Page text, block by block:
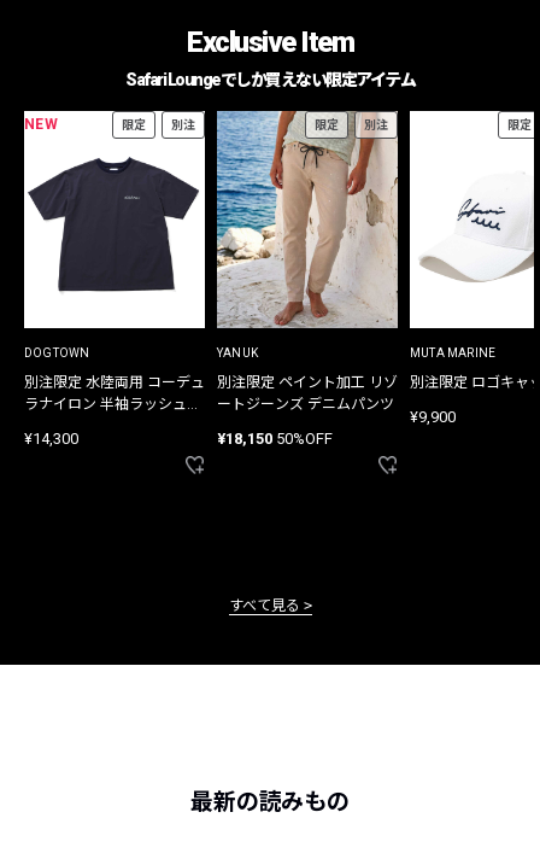
Exclusive Item
Safari Loungeでしか買えない限定アイテム
NEW 限定 別注
DOGTOWN
別注限定 水陸両用 コーデュ
ラナイロン 半袖ラッシュガ
¥14,300
限定 別注
YANUK
別注限定 ペイント加工 リゾ
ートジーンズ デニムパンツ
¥18,150 50%OFF
限定
MUTA MARINE
別注限定 ロゴキャ
¥9,900
すべて見る
最新の読みもの